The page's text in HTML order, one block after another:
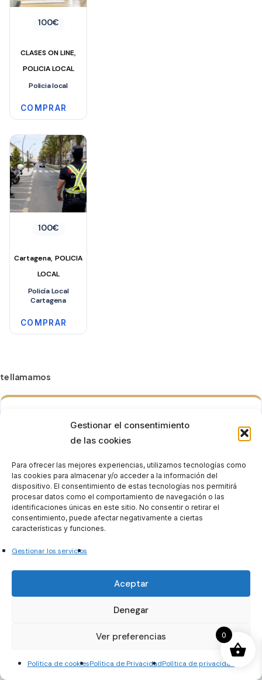
Gestionar el consentimiento
de las cookies
Para ofrecer las mejores experiencias, utilizamos tecnologías como
las cookies para almacenar y/o acceder a la información del
dispositivo. El consentimiento de estas tecnologías nos permitirá
procesar datos como el comportamiento de navegación o las
identificaciones únicas en este sitio. No consentir o retirar el
consentimiento, puede afectar negativamente a ciertas
características y funciones.
Gestionar los servicios
Aceptar
Denegar
Ver preferencias
Política de cookiesPolítica de PrivacidadPolítica de privacidad
100€
CLASES ON LINE,
POLICIA LOCAL
Policia local
COMPRAR
100€
Cartagena ,POLICIA
LOCAL
Policía Local
Cartagena
COMPRAR
te llamamos
ELIGE UNA OPCION
+ INFO CLASES ON LINE CASOS PRÁCTICOS
Teléfono*
ENVIAR
0